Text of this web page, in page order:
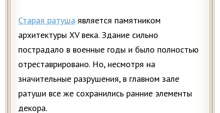
Старая ратуша является памятником
архитектуры XV века. Здание сильно
пострадало в военные годы и было полностью
отреставрировано. Но, несмотря на
значительные разрушения, в главном зале
ратуши все же сохранились ранние элементы
декора.